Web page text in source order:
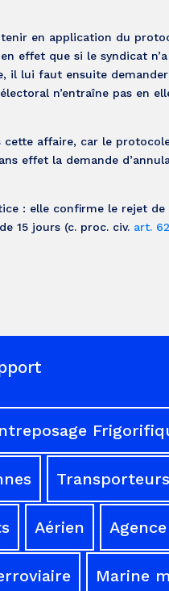
en application du
effet que si le syndicat
il lui faut ensuite demander
n’entraîne pas en
cette affaire, car le
effet la demande
: elle confirme le rejet de
15 jours (c. proc. civ. art.
Aérien
Marine